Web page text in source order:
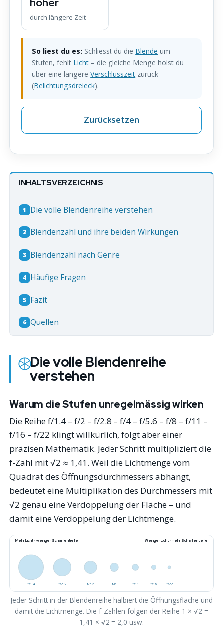
durch längere Zeit
So liest du es: Schliesst du die Blende um
Stufen, fehlt Licht – die gleiche Menge holst du
über eine längereVerschlusszeit zurück
(Belichtungsdreieck).
Zurücksetzen
INHALTSVERZEICHNIS
1 Die volle Blendenreihe verstehen
2 Blendenzahl und ihre beiden Wirkungen
3 Blendenzahl nach Genre
4 Häufige Fragen
5 Fazit
6 Quellen
Die volle Blendenreihe
verstehen
Warum die Stufen unregelmässig wirken
Die Reihe f/1.4 – f/2 – f/2.8 – f/4 – f/5.6 – f/8 – f/11 –
f/16 – f/22 klingt willkürlich, folgt aber einer
präzisen Mathematik. Jeder Schritt multipliziert die
f-Zahl mit √2 ≈ 1,41. Weil die Lichtmenge vom
Quadratdes Öffnungsdurchmessers abhängt,
bedeutet eine Multiplikation des Durchmessers mit
√2 genau eine Verdoppelung der Fläche – und
damit eine Verdoppelung der Lichtmenge.
MehrLicht · weniger Schärfentiefe WenigerLicht· mehr Schärfentiefe
f/1.4 f/2.8 f/5.6 f/8 f/11 f/16 f/22
Jeder Schritt in der Blendenreihe halbiert die Öffnungsfläche und
damit die Lichtmenge. Die f-Zahlen folgen der Reihe 1 × √2 =
1,41 × √2 = 2,0 usw.